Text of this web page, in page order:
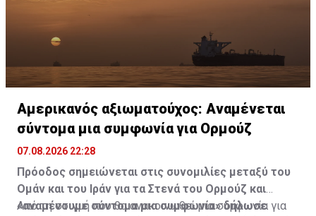
Αμερικανός αξιωματούχος: Αναμένεται
σύντομα μια συμφωνία για Ορμούζ
07.08.2026 22:28
Πρόοδος σημειώνεται στις συνομιλίες μεταξύ του
Ομάν και του Ιράν για τα Στενά του Ορμούζ και
«αναμένουμε σύντομα μια συμφωνία» δήλωσε
Από τη στιγμή που θα ανακοινωθεί μια συμφωνία για